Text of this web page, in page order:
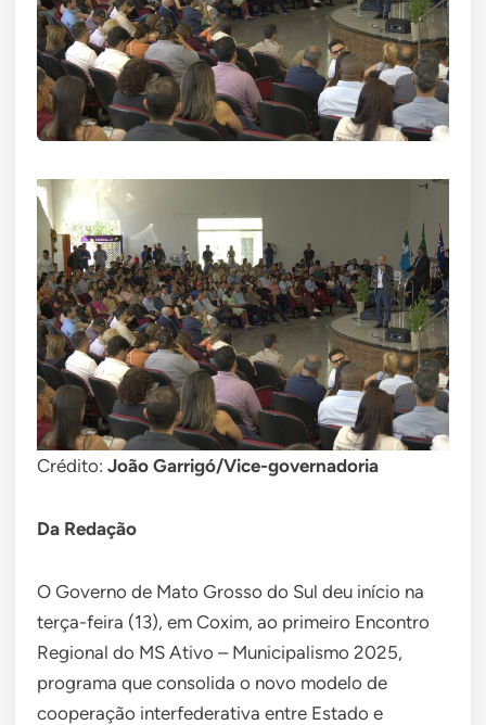
Crédito: João Garrigó/Vice-governadoria
Da Redação
O Governo de Mato Grosso do Sul deu início na
terça-feira (13), em Coxim, ao primeiro Encontro
Regional do MS Ativo – Municipalismo 2025,
programa que consolida o novo modelo de
cooperação interfederativa entre Estado e